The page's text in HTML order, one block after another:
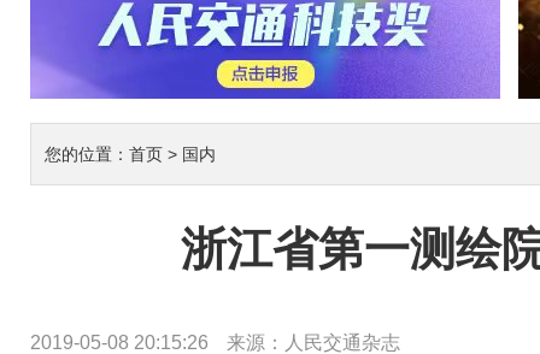
您的位置： 首页 > 国内
浙江省第一测绘
2019-05-08 20:15:26 来源：人民交通杂志